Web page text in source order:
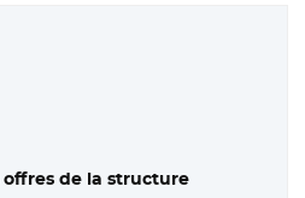
de la structure